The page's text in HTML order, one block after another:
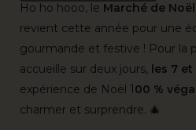
Ho ho hooo, le Marché de
revient cette année pour une
gourmande et festive ! Pour la
accueille sur deux jours, les 7
expérience de Noël 100 %
charmer et surprendre. 🎄